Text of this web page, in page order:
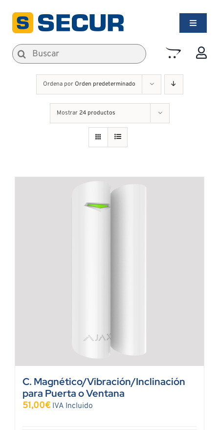
contenido
Toggle
Alarmas de Seguridad
Incendios
Buscar:
Ordena porOrden predeterminado
Mostrar 24 productos
C. Magnético/Vibración/Inclinación
para Puerta o Ventana
51,00€ IVA Incluido